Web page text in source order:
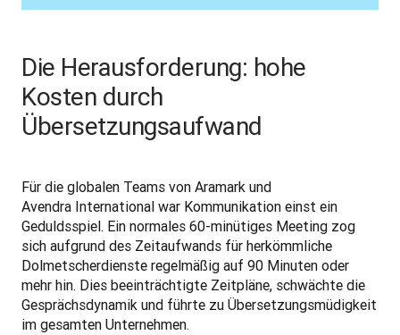
Die Herausforderung: hohe
Kosten durch
Übersetzungsaufwand
Für die globalen Teams von Aramark und
Avendra International war Kommunikation einst ein
Geduldsspiel. Ein normales 60-minütiges Meeting zog
sich aufgrund des Zeitaufwands für herkömmliche
Dolmetscherdienste regelmäßig auf 90 Minuten oder
mehr hin. Dies beeinträchtigte Zeitpläne, schwächte die
Gesprächsdynamik und führte zu Übersetzungsmüdigkeit
im gesamten Unternehmen.